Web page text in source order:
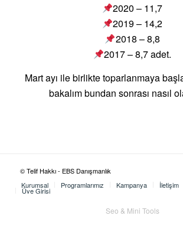
2020 – 11,7
2019 – 14,2
2018 – 8,8
2017 – 8,7 adet.
Mart ayı ile birlikte toparlanmaya
bakalım bundan sonrası nasıl
© Telif Hakkı - EBS Danışmanlık
Kurumsal
Programlarımız Kampanya İletişim
Üye Girişi
Seo & Mini Tools